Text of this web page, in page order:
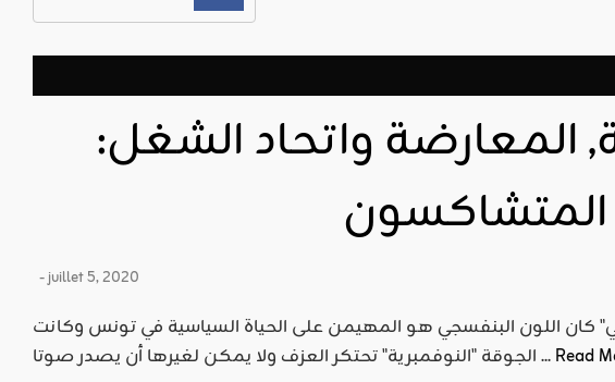
المعارضة واتحاد الشغل:
المتشاكسون
- juillet 5, 2020
كان اللون البنفسجي هو المهيمن على الحياة السياسية في تونس وكانت
الجوقة "النوفمبرية" تحتكر العزف ولا يمكن لغيرها أن يصدر صوتا ...Read